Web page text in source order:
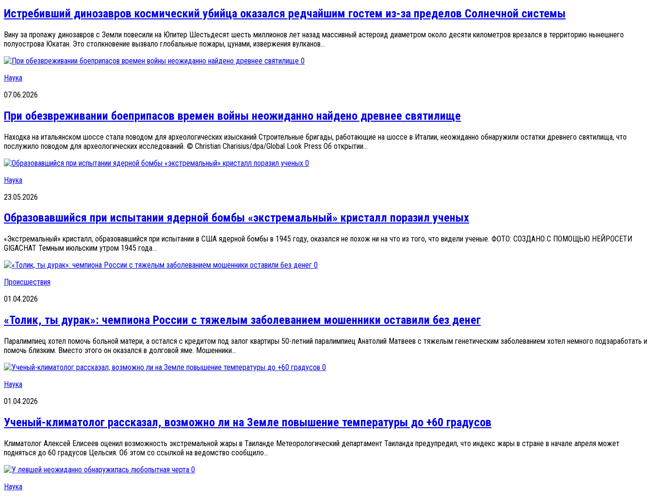
Истребивший динозавров космический убийца оказался редчайшим гостем из-за пределов Солнечной системы
Вину за пропажу динозавров с Земли повесили на Юпитер Шестьдесят шесть миллионов лет назад массивный астероид диаметром около десяти километров врезался в территорию нынешнего
полуострова Юкатан. Это столкновение вызвало глобальные пожары, цунами, извержения вулканов...
0
Наука
07.06.2026
При обезвреживании боеприпасов времен войны неожиданно найдено древнее святилище
Находка на итальянском шоссе стала поводом для археологических изысканий Строительные бригады, работающие на шоссе в Италии, неожиданно обнаружили остатки древнего святилища, что
послужило поводом для археологических исследований. © Christian Charisius/dpa/Global Look Press Об открытии...
0
Наука
23.05.2026
Образовавшийся при испытании ядерной бомбы «экстремальный» кристалл поразил ученых
«Экстремальный» кристалл, образовавшийся при испытании в США ядерной бомбы в 1945 году, оказался не похож ни на что из того, что видели ученые. ФОТО: СОЗДАНО С ПОМОЩЬЮ НЕЙРОСЕТИ
GIGACHAT Темным июльским утром 1945 года...
0
Происшествия
01.04.2026
«Толик, ты дурак»: чемпиона России с тяжелым заболеванием мошенники оставили без денег
Паралимпиец хотел помочь больной матери, а остался с кредитом под залог квартиры 50-летний паралимпиец Анатолий Матвеев с тяжелым генетическим заболеванием хотел немного подзаработать и
помочь близким. Вместо этого он оказался в долговой яме. Мошенники...
0
Наука
01.04.2026
Ученый-климатолог рассказал, возможно ли на Земле повышение температуры до +60 градусов
Климатолог Алексей Елисеев оценил возможность экстремальной жары в Таиланде Метеорологический департамент Таиланда предупредил, что индекс жары в стране в начале апреля может
подняться до 60 градусов Цельсия. Об этом со ссылкой на ведомство сообщило...
0
Наука